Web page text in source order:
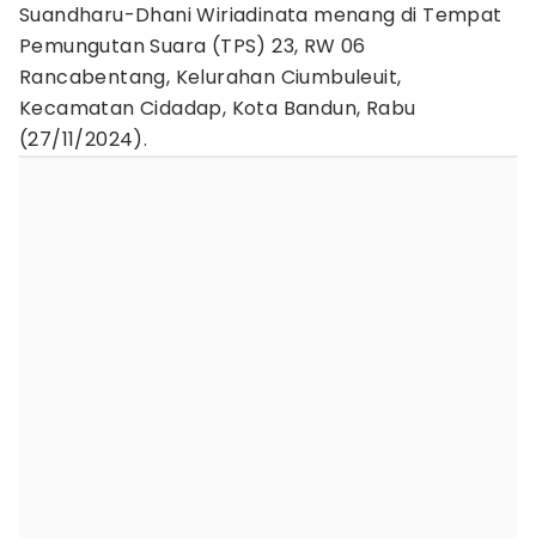
Suandharu-Dhani Wiriadinata menang di Tempat
Pemungutan Suara (TPS) 23, RW 06
Rancabentang, Kelurahan Ciumbuleuit,
Kecamatan Cidadap, Kota Bandun, Rabu
(27/11/2024).